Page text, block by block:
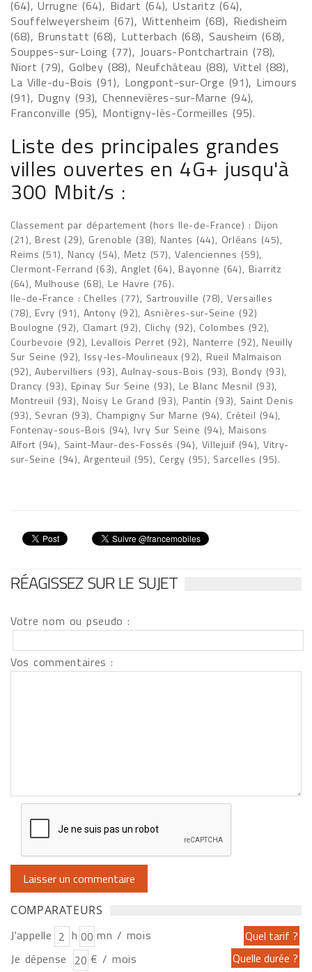
(64), Urrugne (64), Bidart (64), Ustaritz (64),
Souffelweyersheim (67), Wittenheim (68), Riedisheim
(68), Brunstatt (68), Lutterbach (68), Sausheim (68),
Souppes-sur-Loing (77), Jouars-Pontchartrain (78),
Niort (79), Golbey (88), Neufchâteau (88), Vittel (88),
La Ville-du-Bois (91), Longpont-sur-Orge (91), Limours
(91), Dugny (93), Chennevières-sur-Marne (94),
Franconville (95), Montigny-lès-Cormeilles (95).
Liste des principales grandes
villes ouvertes en 4G+ jusqu'à
300 Mbit/s :
Classement par département (hors Ile-de-France) : Dijon
(21), Brest (29), Grenoble (38), Nantes (44), Orléans (45),
Reims (51), Nancy (54), Metz (57), Valenciennes (59),
Clermont-Ferrand (63), Anglet (64), Bayonne (64), Biarritz
(64), Mulhouse (68), Le Havre (76).
Ile-de-France : Chelles (77), Sartrouville (78), Versailles
(78), Evry (91), Antony (92), Asnières-sur-Seine (92)
Boulogne (92), Clamart (92), Clichy (92), Colombes (92),
Courbevoie (92), Levallois Perret (92), Nanterre (92), Neuilly
Sur Seine (92), Issy-les-Moulineaux (92), Rueil Malmaison
(92), Aubervilliers (93), Aulnay-sous-Bois (93), Bondy (93),
Drancy (93), Epinay Sur Seine (93), Le Blanc Mesnil (93),
Montreuil (93), Noisy Le Grand (93), Pantin (93), Saint Denis
(93), Sevran (93), Champigny Sur Marne (94), Créteil (94),
Fontenay-sous-Bois (94), Ivry Sur Seine (94), Maisons
Alfort (94), Saint-Maur-des-Fossés (94), Villejuif (94), Vitry-
sur-Seine (94), Argenteuil (95), Cergy (95), Sarcelles (95).
RÉAGISSEZ SUR LE SUJET
Votre nom ou pseudo :
Vos commentaires :
COMPARATEURS
J'appelle h
mn / mois
Je dépense
€ / mois